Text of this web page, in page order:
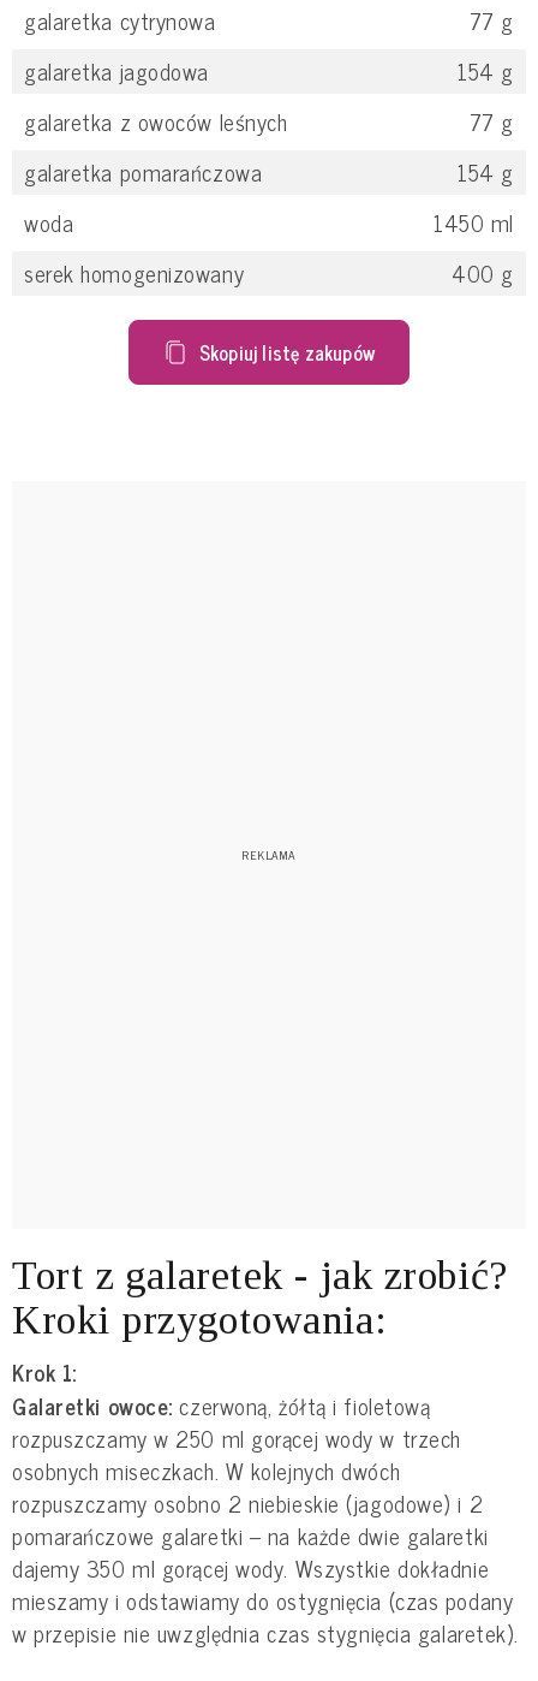
galaretka cytrynowa
77 g
galaretka jagodowa
154 g
galaretka z owoców leśnych
77 g
galaretka pomarańczowa
154 g
woda
1450 ml
serek homogenizowany
400 g
Skopiuj listę zakupów
Tort z galaretek - jak zrobić?
Kroki przygotowania:
Krok 1:
Galaretki owoce: czerwoną, żółtą i fioletową
rozpuszczamy w 250 ml gorącej wody w trzech
osobnych miseczkach. W kolejnych dwóch
rozpuszczamy osobno 2 niebieskie (jagodowe) i 2
pomarańczowe galaretki – na każde dwie galaretki
dajemy 350 ml gorącej wody. Wszystkie dokładnie
mieszamy i odstawiamy do ostygnięcia (czas podany
w przepisie nie uwzględnia czas stygnięcia galaretek).